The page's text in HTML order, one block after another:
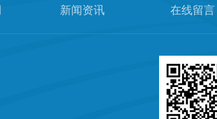
新闻资讯 在线留言